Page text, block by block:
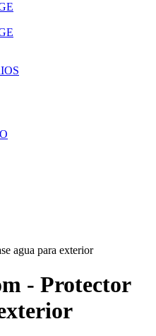
- Protector